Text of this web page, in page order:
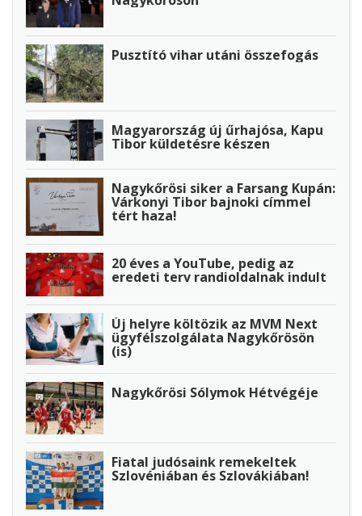
Pusztító vihar utáni összefogás
Magyarország új űrhajósa, Kapu
Tibor küldetésre készen
Nagykőrösi siker a Farsang Kupán:
Várkonyi Tibor bajnoki címmel
tért haza!
20 éves a YouTube, pedig az
eredeti terv randioldalnak indult
Új helyre költözik az MVM Next
ügyfélszolgálata Nagykőrösön
(is)
Nagykőrösi Sólymok Hétvégéje
Fiatal judósaink remekeltek
Szlovéniában és Szlovákiában!